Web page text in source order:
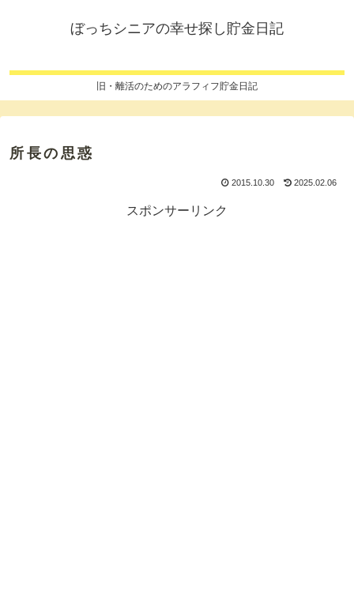
ぼっちシニアの幸せ探し貯金日記
旧・離活のためのアラフィフ貯金日記
所長の思惑
2015.10.30 2025.02.06
スポンサーリンク